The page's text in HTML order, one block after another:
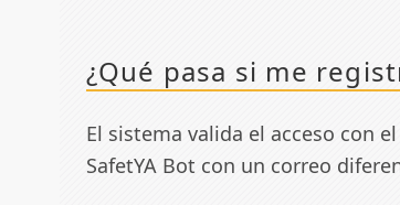
¿Qué pasa si me
El sistema valida el acceso con
SafetYA Bot con un correo